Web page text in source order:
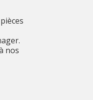
nos